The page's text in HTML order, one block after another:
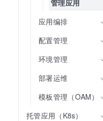
管理应用
应用编排
配置管理
环境管理
部署运维
模板管理（OAM）
托管应用（K8s）